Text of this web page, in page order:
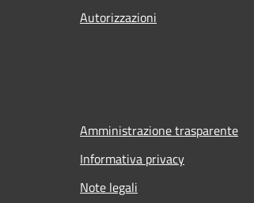
Autorizzazioni
Amministrazione trasparente
Informativa privacy
Note legali